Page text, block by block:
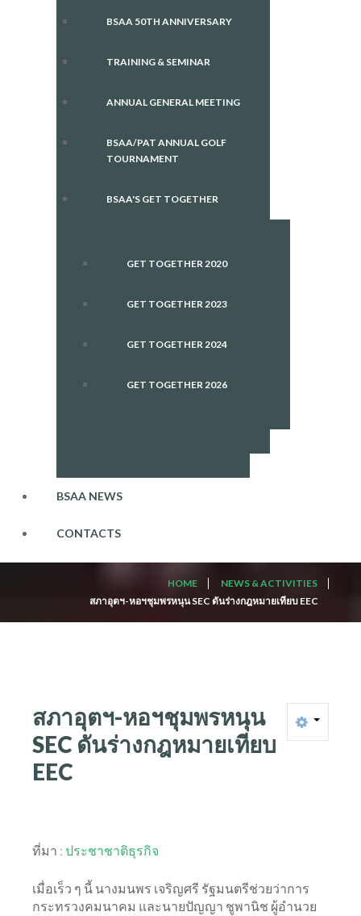
BSAA 50TH ANNIVERSARY
TRAINING & SEMINAR
ANNUAL GENERAL MEETING
BSAA/PAT ANNUAL GOLF
TOURNAMENT
BSAA'S GET TOGETHER
GET TOGETHER 2020
GET TOGETHER 2023
GET TOGETHER 2024
GET TOGETHER 2026
BSAA NEWS
CONTACTS
HOME
NEWS & ACTIVITIES
สภาอุตฯ-หอฯชุมพรหนุน SEC ดันร่างกฎหมายเทียบ EEC
สภาอุตฯ-หอฯชุมพรหนุน
SEC ดันร่างกฎหมายเทียบ
EEC
ที่มา : ประชาชาติธุรกิจ
เมื่อเร็ว ๆ นี้ นางมนพร เจริญศรี รัฐมนตรีช่วยว่าการ
กระทรวงคมนาคม และนายปัญญา ชูพานิช ผู้อำนวย